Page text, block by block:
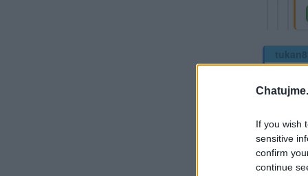
If you wish
sensitive
confirm
continue